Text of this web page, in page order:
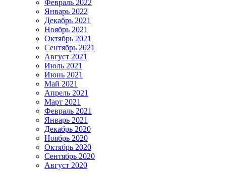
Февраль 2022
Январь 2022
Декабрь 2021
Ноябрь 2021
Октябрь 2021
Сентябрь 2021
Август 2021
Июль 2021
Июнь 2021
Май 2021
Апрель 2021
Март 2021
Февраль 2021
Январь 2021
Декабрь 2020
Ноябрь 2020
Октябрь 2020
Сентябрь 2020
Август 2020